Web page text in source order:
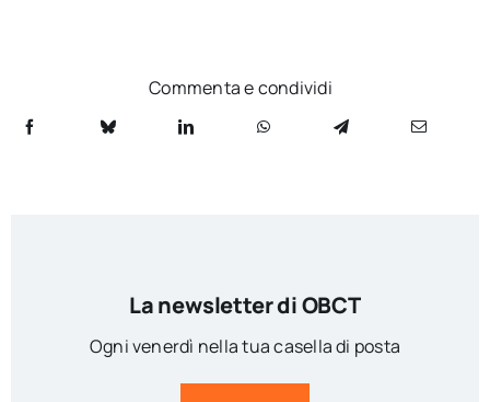
Commenta e condividi
La newsletter di OBCT
Ogni venerdì nella tua casella di posta